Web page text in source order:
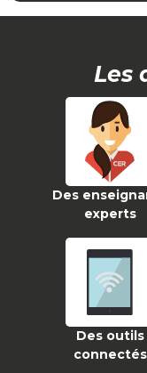
Les
Des
experts
Des outils
connectés